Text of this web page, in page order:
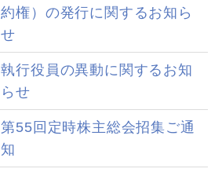
約権）の発行に関するお知ら
せ
執行役員の異動に関するお知
らせ
第55回定時株主総会招集ご通
知